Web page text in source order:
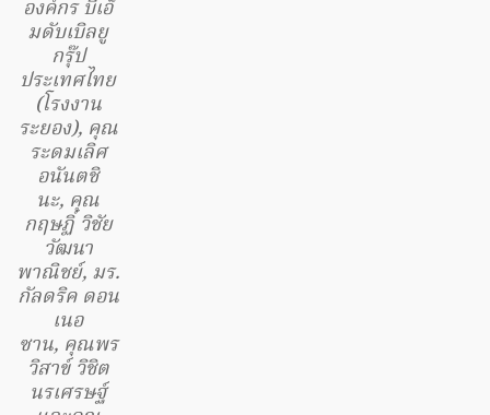
องค์กร บีเอ็
มดับเบิลยู
กรุ๊ป
ประเทศไทย
(โรงงาน
ระยอง), คุณ
ระดมเลิศ
อนันตชิ
นะ, คุณ
กฤษฏิ์ วิชัย
วัฒนา
พาณิชย์, มร.
กัลดริค ดอน
เนอ
ซาน, คุณพร
วิสาข์ วิชิต
นรเศรษฐ์